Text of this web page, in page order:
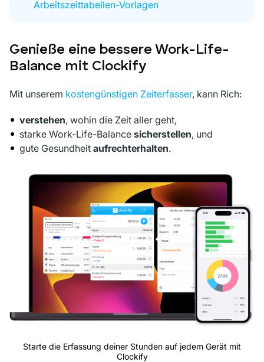
Arbeitszeittabellen-Vorlagen
Genieße eine bessere Work-Life-
Balance mit Clockify
Mit unserem kostengünstigen Zeiterfasser, kann Rich:
verstehen, wohin die Zeit aller geht,
starke Work-Life-Balance sicherstellen, und
gute Gesundheit aufrechterhalten.
Starte die Erfassung deiner Stunden auf jedem Gerät mit
Clockify